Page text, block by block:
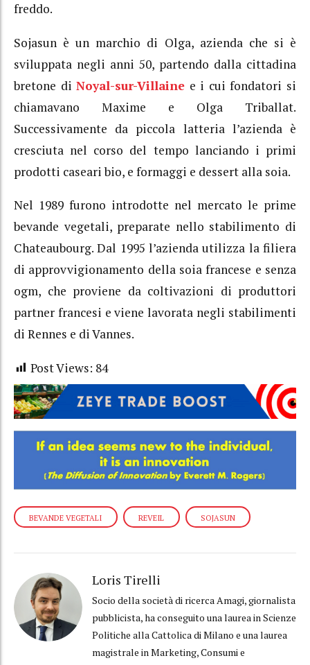
freddo.
Sojasun è un marchio di Olga, azienda che si è
sviluppata negli anni 50, partendo dalla cittadina
bretone diNoyal-sur-Villaine e i cui fondatori si
chiamavano Maxime e Olga Triballat.
Successivamente da piccola latteria l’azienda è
cresciuta nel corso del tempo lanciando i primi
prodotti caseari bio, e formaggi e dessert alla soia.
Nel 1989 furono introdotte nel mercato le prime
bevande vegetali, preparate nello stabilimento di
Chateaubourg. Dal 1995 l’azienda utilizza la filiera
di approvvigionamento della soia francese e senza
ogm, che proviene da coltivazioni di produttori
partner francesi e viene lavorata negli stabilimenti
di Rennes e di Vannes.
Post Views: 84
BEVANDE VEGETALI REVEIL SOJASUN
Loris Tirelli
Socio della società di ricerca Amagi, giornalista
pubblicista, ha conseguito una laurea in Scienze
Politiche alla Cattolica di Milano e una laurea
magistrale in Marketing, Consumi e